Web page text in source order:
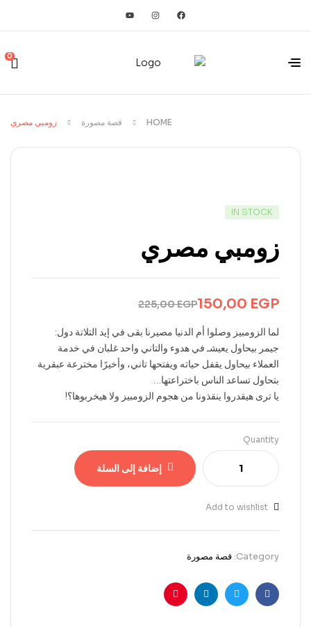
0
HOME قصة مصورة زومبي مصري
IN STOCK
زومبي مصري
225,00EGP150,00 EGP
لما الزومبيز وصلوا أم الدنيا مصيرنا بقى في إيد التلاتة دول:
جيمر بيحاول يعيشـ في هدوء والتاني واحد غلبان في خدمة
العملاء بيحاول يقفل حياته ويفتحها تاني، وأخيرًا مخترعة عبقرية
بتحاول تساعد الناس باختراعتها…
يا ترى هيقدروا ينقذونا من هجوم الزومبيز ولا هيخربوها؟!
Quantity
إضافة إلى السلة
Add to wishlist
Category: قصة مصورة
Facebook
Twitter
Linkedin
Pinterest